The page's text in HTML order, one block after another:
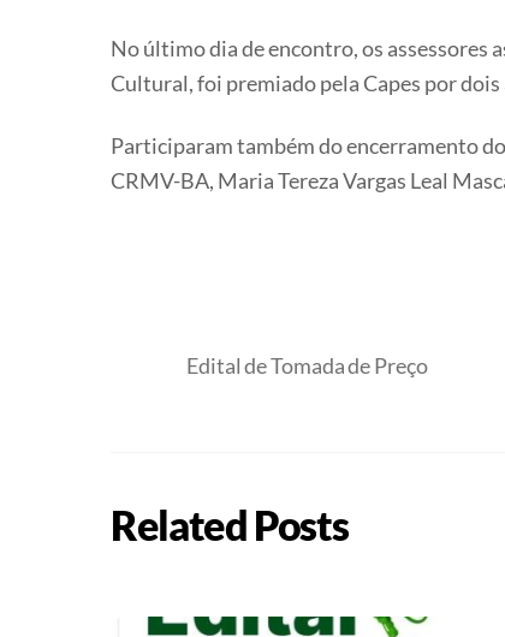
No último dia de encontro, os assessores
Cultural, foi premiado pela Capes por
Participaram também do encerramento
CRMV-BA, Maria Tereza Vargas Leal
Edital de Tomada de Preço
Related Posts